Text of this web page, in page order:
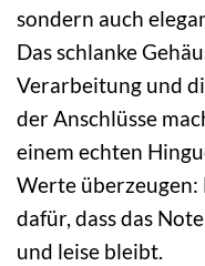
sondern auch
Das schlanke
Verarbeitung und
der Anschlüsse
einem echten
Werte
dafür, dass das
und leise bleibt.